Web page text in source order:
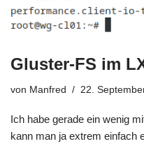
Gluster-FS im
von Manfred 22.
Ich habe gerade ein wenig
kann man ja extrem einfach